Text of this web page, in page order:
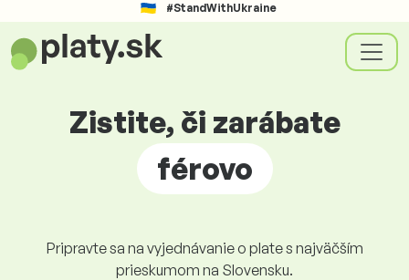
#StandWithUkraine
Zistite, či zarábate
férovo
Pripravte sa na vyjednávanie o plate s najväčším
prieskumom na Slovensku.